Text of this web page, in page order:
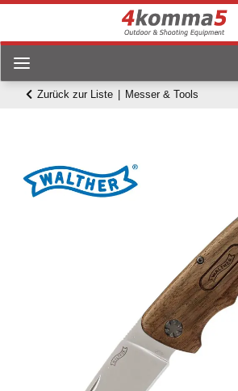
Zurück zur Liste Messer & Tools